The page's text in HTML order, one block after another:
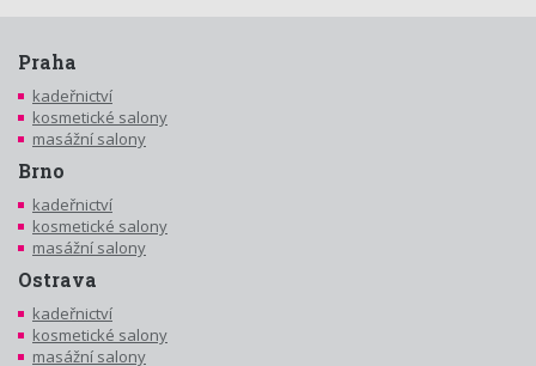
Praha
kadeřnictví
kosmetické salony
masážní salony
Brno
kadeřnictví
kosmetické salony
masážní salony
Ostrava
kadeřnictví
kosmetické salony
masážní salony